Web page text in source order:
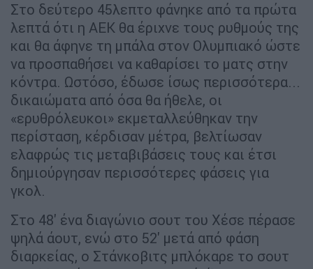
Στο δεύτερο 45λεπτο φάνηκε από τα πρώτα
λεπτά ότι η ΑΕΚ θα έριχνε τους ρυθμούς της
και θα άφηνε τη μπάλα στον Ολυμπιακό ώστε
να προσπαθήσει να καθαρίσει το ματς στην
κόντρα. Ωστόσο, έδωσε ίσως περισσότερα...
δικαιώματα από όσα θα ήθελε, οι
«ερυθρόλευκοι» εκμεταλλεύθηκαν την
περίσταση, κέρδισαν μέτρα, βελτίωσαν
ελαφρώς τις μεταβιβάσεις τους και έτσι
δημιούργησαν περισσότερες φάσεις για
γκολ.
Στο 48' ένα διαγώνιο σουτ του Χέσε πέρασε
ψηλά άουτ, ενώ στο 52' μετά από φάση
διαρκείας, ο Στάνκοβιτς μπλόκαρε το σουτ